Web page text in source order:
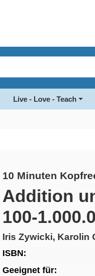
Live - Love - Teach
10 Minuten
Addition
100-
Iris Zywicki, Karolin
ISBN:
Geeignet für: